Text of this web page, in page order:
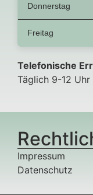
Donnerstag
Freitag
Telefonische
Täglich 9-12 Uhr
Impressum
Datenschutz